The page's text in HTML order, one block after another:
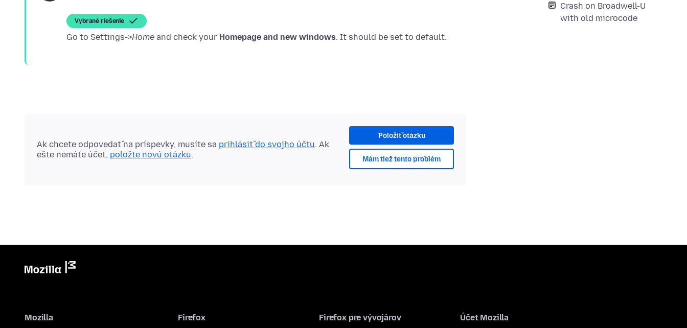
Crash on Broadwell-U
with old microcode
Vybrané riešenie
Go to Settings->Home and check your Homepage and new windows
Položiť otázku
Mám tiež tento problém
Ak chcete odpovedať na príspevky, musíte sa prihlásiť do svojho účtu. Ak
ešte nemáte účet, položte novú otázku.
Mozilla Firefox Firefox pre vývojárov Účet Mozilla